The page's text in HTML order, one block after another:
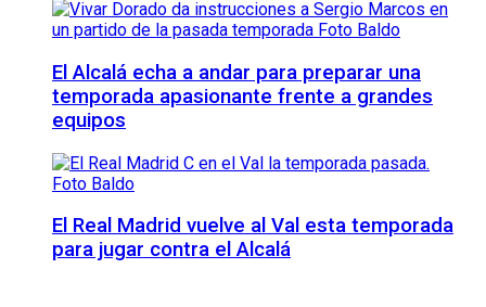
El Alcalá echa a andar para preparar una
temporada apasionante frente a grandes
equipos
El Real Madrid vuelve al Val esta temporada
para jugar contra el Alcalá